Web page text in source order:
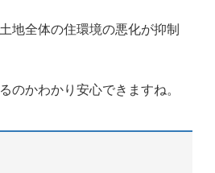
地全体の住環境の悪化が抑制
のかわかり安心できますね。